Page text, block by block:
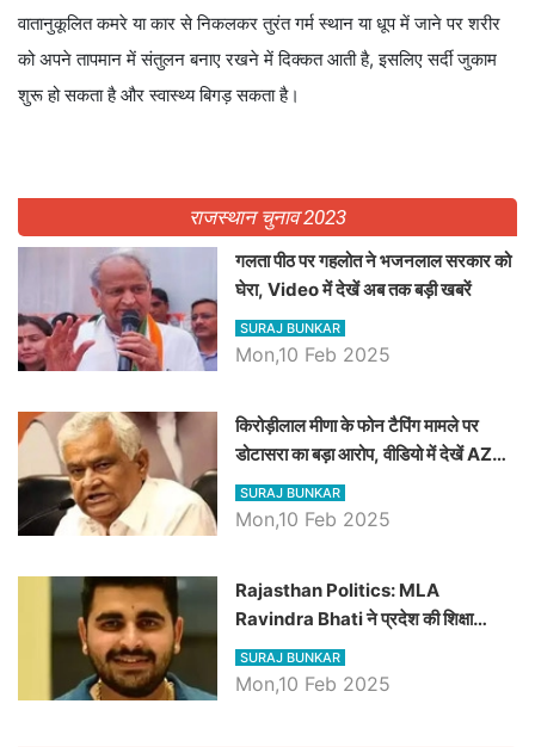
वातानुकूलित कमरे या कार से निकलकर तुरंत गर्म स्थान या धूप में जाने पर शरीर
को अपने तापमान में संतुलन बनाए रखने में दिक्कत आती है, इसलिए सर्दी जुकाम
शुरू हो सकता है और स्वास्थ्य बिगड़ सकता है।
राजस्थान चुनाव 2023
गलता पीठ पर गहलोत ने भजनलाल सरकार को
घेरा, Video में देखें अब तक बड़ी खबरें
SURAJ BUNKAR
Mon,10 Feb 2025
किरोड़ीलाल मीणा के फोन टैपिंग मामले पर
डोटासरा का बड़ा आरोप, वीडियो में देखें AZ
बड़ी खबरें
SURAJ BUNKAR
Mon,10 Feb 2025
Rajasthan Politics: MLA
Ravindra Bhati ने प्रदेश की शिक्षा
व्यवस्था पर उठाए सवाल, Madan
Dilawar पर हमला करते हुए गिनवाये खाली
SURAJ BUNKAR
Mon,10 Feb 2025